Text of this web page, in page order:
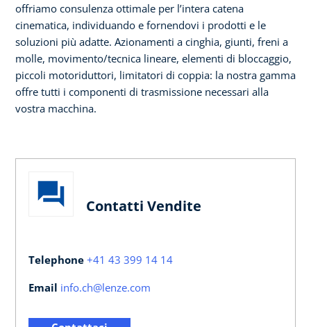
offriamo consulenza ottimale per l’intera catena
cinematica, individuando e fornendovi i prodotti e le
soluzioni più adatte. Azionamenti a cinghia, giunti, freni a
molle, movimento/tecnica lineare, elementi di bloccaggio,
piccoli motoriduttori, limitatori di coppia: la nostra gamma
offre tutti i componenti di trasmissione necessari alla
vostra macchina.
Contatti Vendite
Telephone +41 43 399 14 14
Email info.ch@lenze.com